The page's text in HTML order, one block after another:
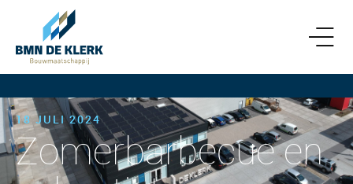
18 JULI 2024
Zomerbarbecue en